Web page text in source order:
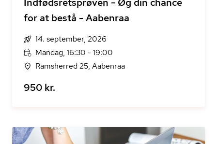
for at bestå - Aabenraa
14. september, 2026
Mandag, 16:30 - 19:00
Ramsherred 25, Aabenraa
950 kr.